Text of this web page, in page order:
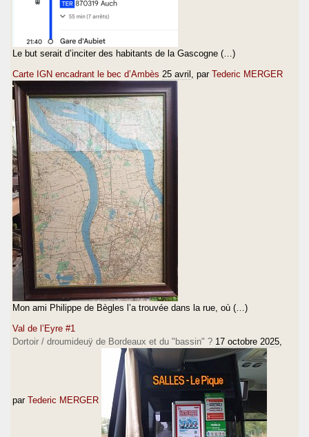
Le but serait d’inciter des habitants de la Gascogne (…)
Carte IGN encadrant le bec d’Ambès 25 avril , par Tederic MERGER
Mon ami Philippe de Bègles l’a trouvée dans la rue, où (…)
Val de l’Eyre #1
Dortoir / droumideuÿ de Bordeaux et du "bassin" ? 17 octobre 2025
par Tederic MERGER